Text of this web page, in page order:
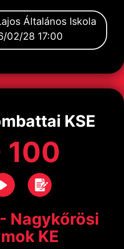
Általános Iskola
02/28 17:00
KSE
100
Nagykőrösi
KE